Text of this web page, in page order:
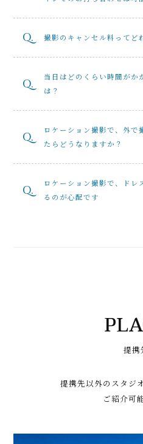
撮影のキャンセル料ってど
当日はどのくらい時間がか
は？
ロケーション撮影で、外で
たらどうなりますか？
ロケーション撮影で、ドレ
るのが心配です
提携
提携先以外のスタジ
ご紹介可